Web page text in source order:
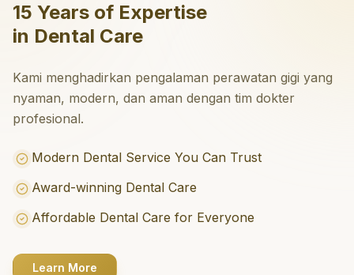
15 Years of Expertise
in Dental Care
Kami menghadirkan pengalaman perawatan gigi yang
nyaman, modern, dan aman dengan tim dokter
profesional.
Modern Dental Service You Can Trust
Award-winning Dental Care
Affordable Dental Care for Everyone
Learn More